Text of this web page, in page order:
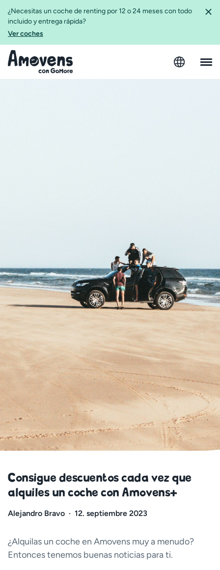
¿Necesitas un coche de renting por 12 o 24 meses con todo
incluido y entrega rápida?
Ver coches
Consigue descuentos cada vez que
alquiles un coche con Amovens+
Alejandro Bravo · 12. septiembre 2023
¿Alquilas un coche en Amovens muy a menudo?
Entonces tenemos buenas noticias para ti.